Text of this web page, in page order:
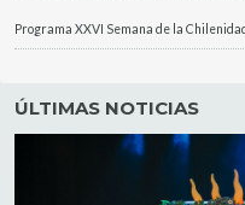
Programa XXVI Semana de la
ÚLTIMAS NOTICIAS